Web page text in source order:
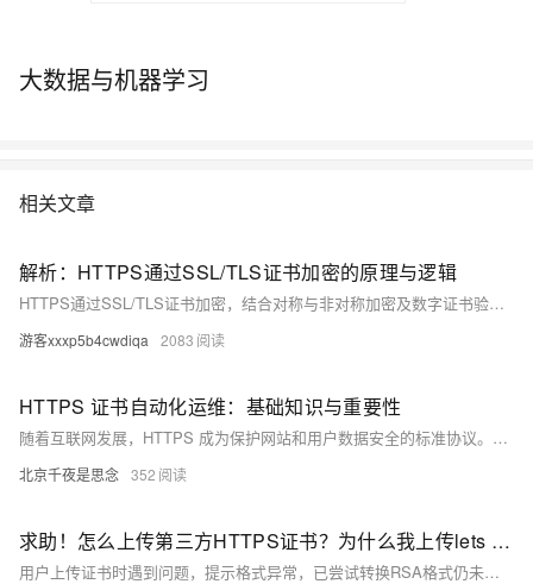
大数据与机器学习
相关文章
解析：HTTPS通过SSL/TLS证书加密的原理与逻辑
HTTPS通过SSL/TLS证书加密，结合对称与非对称加密及数字证书验证实现安全通信。首先，服务器发送含公钥的数字证书，客户端验证其合法性后生成随机数并用公钥加密发送给服务器，双方据此生成相同的对称密钥。后续通信使用对称加密确保高效性和安全性。同时，数字证书验证服务器身份，防止中间人攻击；哈希算法和数字签名确保数据完整性，防止篡改。整个流程保障了身份认证、数据加密和完整性保护。
游客xxxp5b4cwdiqa 2083
HTTPS 证书自动化运维：基础知识与重要性
随着互联网发展，HTTPS 成为保护网站和用户数据安全的标准协议。HTTPS 证书（SSL/TLS）验证网站身份并加密通信，分为 DV、OV 和 EV 三种类型，确保数据传输安全。它不仅提高安全性、增强用户信任，还能提升搜索引擎排名。手动管理证书繁琐易错，自动化运维工具如 Let`s Encrypt 和 Certbot 可简化流程，减少错误，提高效率。文章介绍了 HTTPS 证书的基础知识、重要性及自动化运维的概念。
北京千夜是思念 352
求助！怎么上传第三方HTTPS证书？为什么我上传lets encrypt的证书显示私钥格式异常？
用户上传证书时遇到问题，提示格式异常，已尝试转换RSA格式仍未解决。